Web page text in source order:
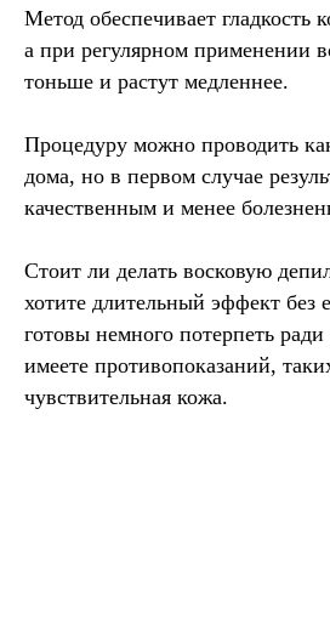
Метод обеспечивает гладкость
а при регулярном применении
тоньше и растут медленнее.
Процедуру можно проводить
дома, но в первом случае
качественным и менее
Стоит ли делать восковую
хотите длительный эффект без
готовы немного потерпеть ради
имеете противопоказаний,
чувствительная кожа.